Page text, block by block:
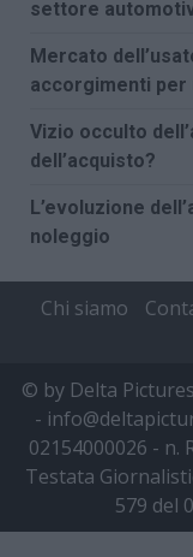
settore
Mercato
accorgimenti per
Vizio occulto
dell’acquisto?
L’evoluzione
noleggio
Chi siamo
© by Delta
-
02154000026 - n.
Testata
579 del